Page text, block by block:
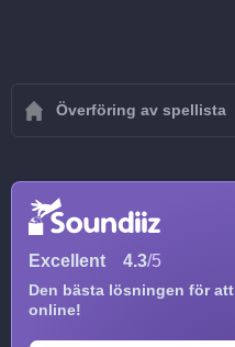
Överföring av spellista
Excellent 4.3/5
Den bästa lösningen för
online!